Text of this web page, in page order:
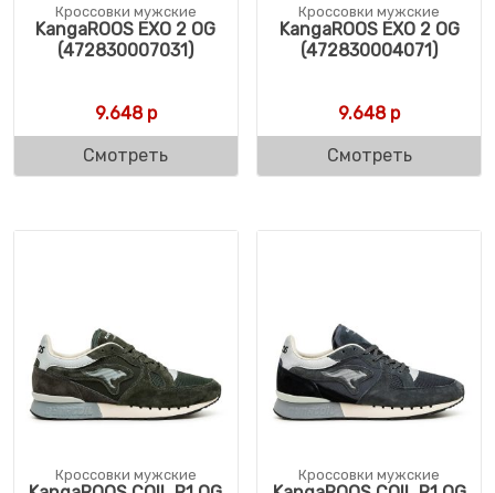
Кроссовки мужские
KangaROOS EXO 2 OG
(472830007031)
9.648р
Смотреть
Кроссовки мужские
KangaROOS EXO 2 OG
(472830004071)
9.648р
Смотреть
Кроссовки мужские Кроссовки мужские